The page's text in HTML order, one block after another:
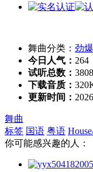
舞曲分类： 劲
今日人气： 264
试听总数：
下载音质：
更新时间：
舞曲
标签 国语 粤语
你可能感兴趣的人：